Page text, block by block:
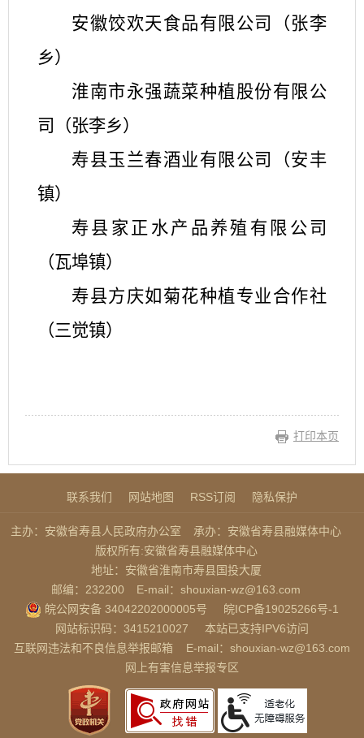
安徽饺欢天食品有限公司（张李
乡）
淮南市永强蔬菜种植股份有限公
司（张李乡）
寿县玉兰春酒业有限公司（安丰
镇）
寿县家正水产品养殖有限公司
（瓦埠镇）
寿县方庆如菊花种植专业合作社
（三觉镇）
打印本页
联系我们 网站地图 RSS订阅 隐私保护
主办：安徽省寿县人民政府办公室
承办：安徽省寿县融媒体中心
版权所有:安徽省寿县融媒体中心
地址：安徽省淮南市寿县国投大厦
邮编：232200
E-mail：shouxian-wz@163.com
皖公网安备 34042202000005号
皖ICP备19025266号-1
网站标识码：3415210027
本站已支持IPV6访问
互联网违法和不良信息举报邮箱
E-mail：shouxian-wz@163.com
网上有害信息举报专区